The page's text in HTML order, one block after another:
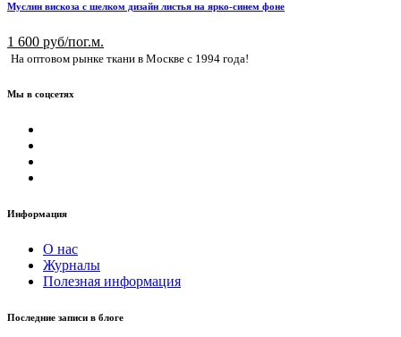
Муслин вискоза с шелком дизайн листья на ярко-синем фоне
1 600 руб/пог.м.
На оптовом рынке ткани в Москве с 1994 года!
Мы в соцсетях
Информация
О нас
Журналы
Полезная информация
Последние записи в блоге